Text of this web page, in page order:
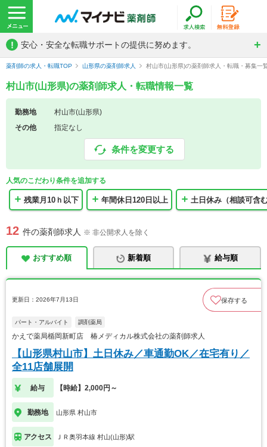
! 安心・安全な転職サポートの提供に努めます。
薬剤師の求人・転職TOP 山形県の薬剤師求人 村山市(山形県)の薬剤師求人・転職・募集一
村山市(山形県)の薬剤師求人・転職情報一覧
勤務地
村山市(山形県)
その他
指定なし
条件を変更する
人気のこだわり条件を追加する
残業月10ｈ以下 年間休日120日以上 土日休み（相談可含
12 件の薬剤師求人 ※ 非公開求人を除く
おすすめ順 新着順 給与順
更新日：2026年7月13日 保存する
パート・アルバイト 調剤薬局
かえで薬局楯岡新町店 椿メディカル株式会社の薬剤師求人
【山形県村山市】土日休み／車通勤OK／在宅有り／
全11店舗展開
給与 【時給】2,000円～
勤務地 山形県 村山市
アクセス ＪＲ奥羽本線 村山(山形)駅